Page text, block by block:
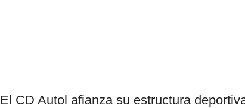
El CD Autol afianza su estructura